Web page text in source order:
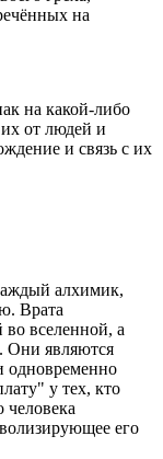
на
на какой-либо
их от людей и
и связь с их
алхимик,
Врата
вселенной, а
Они являются
одновременно
у тех, кто
человека
его